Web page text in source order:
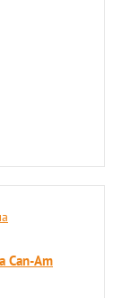
Can-Am